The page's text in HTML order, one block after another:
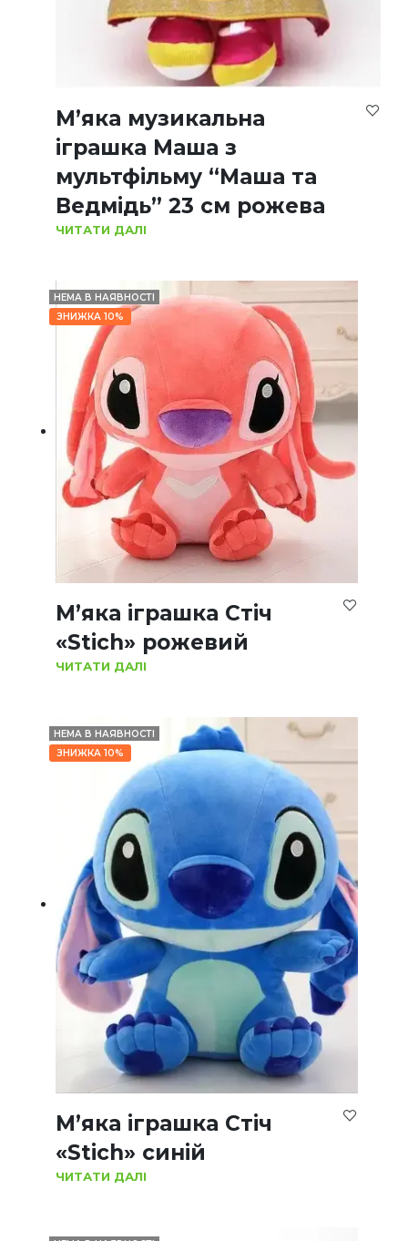
М’яка музикальна
іграшка Маша з
мультфільму “Маша та
Ведмідь” 23 см рожева
ЧИТАТИ ДАЛІ
НЕМА В НАЯВНОСТІ
ЗНИЖКА 10%
М’яка іграшка Стіч
«Stich» рожевий
ЧИТАТИ ДАЛІ
НЕМА В НАЯВНОСТІ
ЗНИЖКА 10%
М’яка іграшка Стіч
«Stich» синій
ЧИТАТИ ДАЛІ